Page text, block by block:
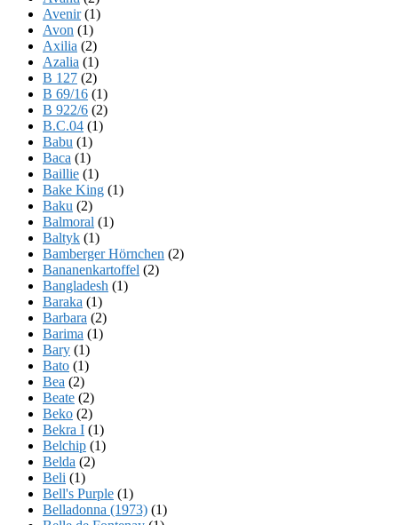
Avenir(1)
Avon (1)
Axilia (2)
Azalia (1)
B 127 (2)
B 69/16 (1)
B 922/6 (2)
B.C.04 (1)
Babu (1)
Baca (1)
Baillie (1)
Bake King (1)
Baku (2)
Balmoral (1)
Baltyk (1)
Bamberger Hörnchen (2)
Bananenkartoffel (2)
Bangladesh (1)
Baraka (1)
Barbara (2)
Barima (1)
Bary (1)
Bato (1)
Bea (2)
Beate (2)
Beko (2)
Bekra I (1)
Belchip (1)
Belda (2)
Beli (1)
Bell's Purple (1)
Belladonna (1973) (1)